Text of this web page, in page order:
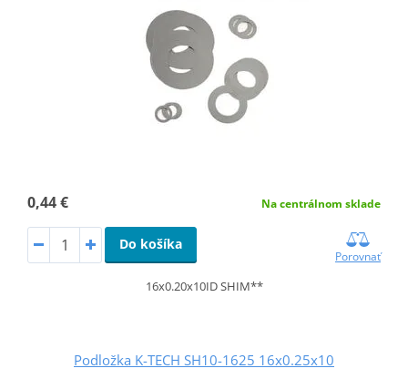
0,44 € Na centrálnom sklade
Do košíka
Porovnať
16x0.20x10ID SHIM**
Podložka K-TECH SH10-1625 16x0.25x10